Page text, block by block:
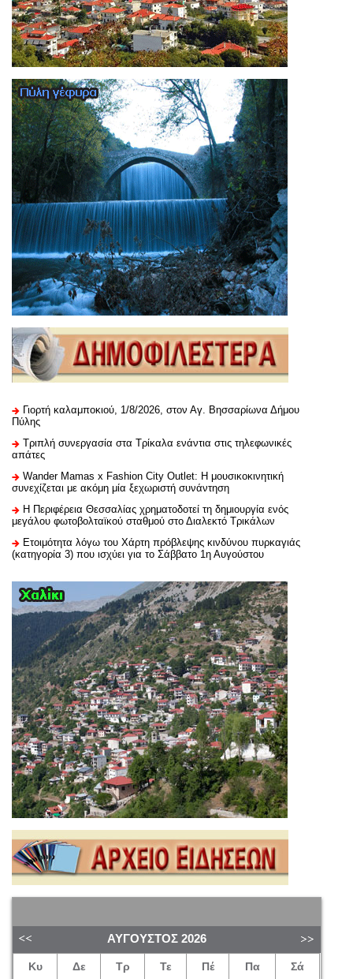
Γιορτή καλαμποκιού, 1/8/2026, στον Αγ. Βησσαρίωνα Δήμου
Πύλης
Τριπλή συνεργασία στα Τρίκαλα ενάντια στις τηλεφωνικές
απάτες
Wander Mamas x Fashion City Outlet: Η μουσικοκινητική
συνεχίζεται με ακόμη μία ξεχωριστή συνάντηση
H Περιφέρεια Θεσσαλίας χρηματοδοτεί τη δημιουργία ενός
μεγάλου φωτοβολταϊκού σταθμού στο Διαλεκτό Τρικάλων
Ετοιμότητα λόγω του Χάρτη πρόβλεψης κινδύνου πυρκαγιάς
(κατηγορία 3) που ισχύει για το Σάββατο 1η Αυγούστου
ΑΎΓΟΥΣΤΟΣ 2026
Κυ Δε Τρ Τε Πέ Πα Σά